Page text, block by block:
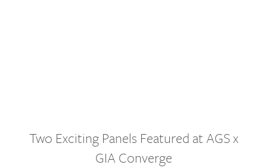
Two Exciting Panels Featured at AGS x
GIA Converge